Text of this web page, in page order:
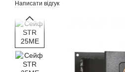
Написати відгук